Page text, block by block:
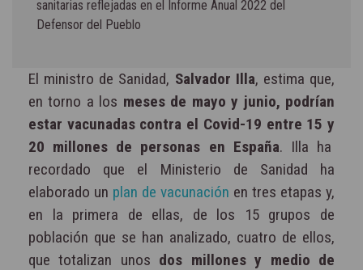
sanitarias reflejadas en el Informe Anual 2022 del
Defensor del Pueblo
El ministro de Sanidad, Salvador Illa, estima que,
en torno a los meses de mayo y junio, podrían
estar vacunadas contra el Covid-19 entre 15 y
20 millones de personas en España. Illa ha
recordado que el Ministerio de Sanidad ha
elaborado un plan de vacunación en tres etapas y,
en la primera de ellas, de los 15 grupos de
población que se han analizado, cuatro de ellos,
que totalizan unos dos millones y medio de